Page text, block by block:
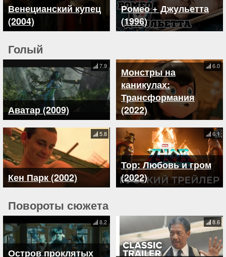
Венецианский купец
(2004)
Ромео + Джульетта
(1996)
Голый
Аватар (2009)
7.9
Монстры на
каникулах:
Трансформания
(2022)
6.0
Кен Парк (2002)
5.8
Тор: Любовь и гром
(2022)
6.1
Повороты сюжета
Остров проклятых
8.2 8.6